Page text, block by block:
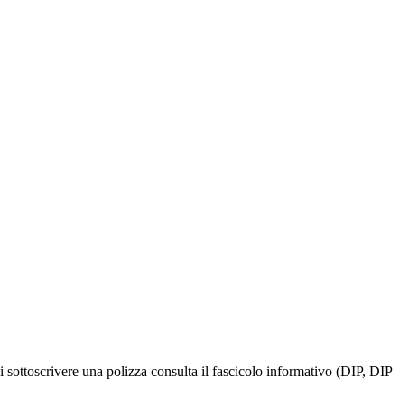
una polizza consulta il fascicolo informativo (DIP, DIP